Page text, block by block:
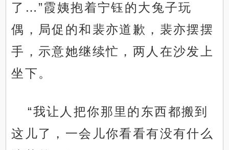
了…”霞姨抱着宁钰的大兔子玩
偶，局促的和裴亦道歉，裴亦摆摆
手，示意她继续忙，两人在沙发上
坐下。
“我让人把你那里的东西都搬到
这儿了，一会儿你看看有没有什么